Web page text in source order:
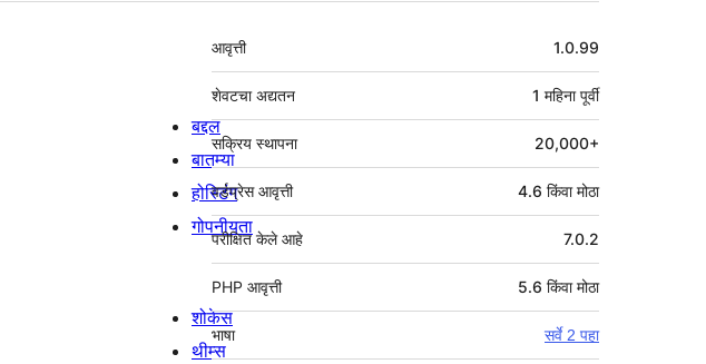
मेटा
आवृत्ती 1.0.99
शेवटचा अद्यतन 1 महिनापूर्वी
सक्रिय स्थापना 20,000+
वर्डप्रेस आवृत्ती 4.6 किंवा मोठा
परीक्षित केले आहे 7.0.2
PHP आवृत्ती 5.6 किंवा मोठा
भाषा सर्वे 2 पहा
बद्दल
बातम्या
होस्टिंग
गोपनीयता
शोकेस
थीम्स